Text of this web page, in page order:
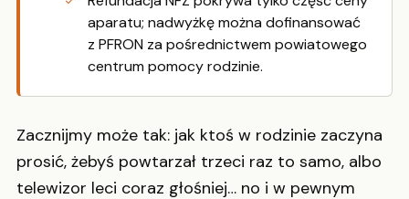
aparatu; nadwyżkę można dofinansować
z PFRON za pośrednictwem powiatowego
centrum pomocy rodzinie.
Zacznijmy może tak: jak ktoś w rodzinie zaczyna
prosić, żebyś powtarzał trzeci raz to samo, albo
telewizor leci coraz głośniej… no i w pewnym